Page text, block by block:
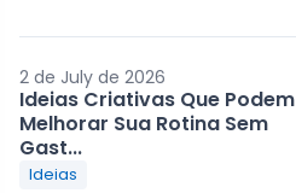
2 de July de 2026
Ideias Criativas Que Podem
Melhorar Sua Rotina Sem
Gast...
Ideias